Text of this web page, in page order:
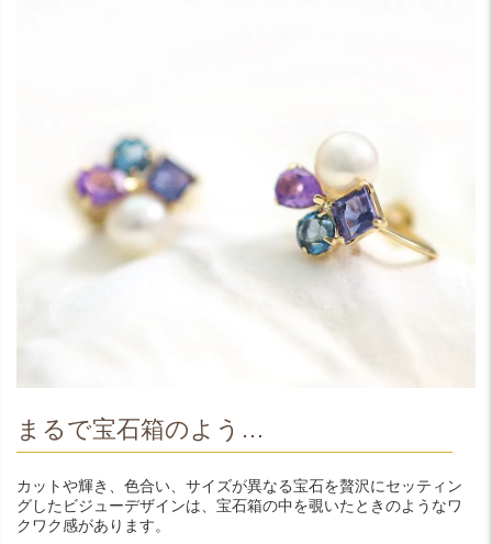
まるで宝石箱のよう…
カットや輝き、色合い、サイズが異なる宝石を贅沢にセッティン
グしたビジューデザインは、宝石箱の中を覗いたときのようなワ
クワク感があります。